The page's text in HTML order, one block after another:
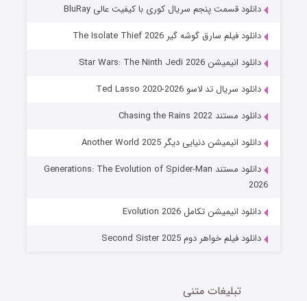
جادوگری در مغولستان
قسمت14 (زیرنویس) منتشر شد
دانلود قسمت پنجم سریال کوری با کیفیت عالی BluRay
دانلود فیلم سارق گوشه گیر The Isolate Thief 2026
دانلود انیمیشن Star Wars: The Ninth Jedi 2026
دانلود سریال تد لاسو Ted Lasso 2020-2026
دانلود مستند Chasing the Rains 2022
دانلود انیمیشن دنیایی دیگر Another World 2025
دانلود مستند Generations: The Evolution of Spider-Man
2026
دانلود انیمیشن تکامل Evolution 2026
دانلود فیلم خواهر دوم Second Sister 2025
تبلیغات متنی